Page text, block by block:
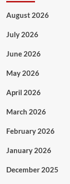
August 2026
July 2026
June 2026
May 2026
April 2026
March 2026
February 2026
January 2026
December 2025